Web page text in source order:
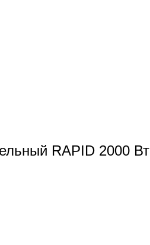
RAPID 2000 Вт